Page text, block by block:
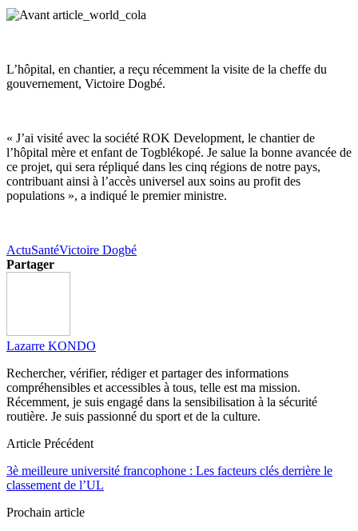
L’hôpital, en chantier, a reçu récemment la visite de la cheffe du
gouvernement, Victoire Dogbé.
« J’ai visité avec la société ROK Development, le chantier de
l’hôpital mère et enfant de Togblékopé. Je salue la bonne avancée de
ce projet, qui sera répliqué dans les cinq régions de notre pays,
contribuant ainsi à l’accès universel aux soins au profit des
populations », a indiqué le premier ministre.
ActuSantéVictoire Dogbé
Partager
Lazarre KONDO
Rechercher, vérifier, rédiger et partager des informations
compréhensibles et accessibles à tous, telle est ma mission.
Récemment, je suis engagé dans la sensibilisation à la sécurité
routière. Je suis passionné du sport et de la culture.
Article Précédent
3è meilleure université francophone : Les facteurs clés derrière le
classement de l’UL
Prochain article